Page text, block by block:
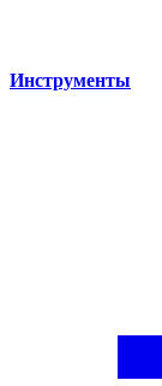
Инструменты